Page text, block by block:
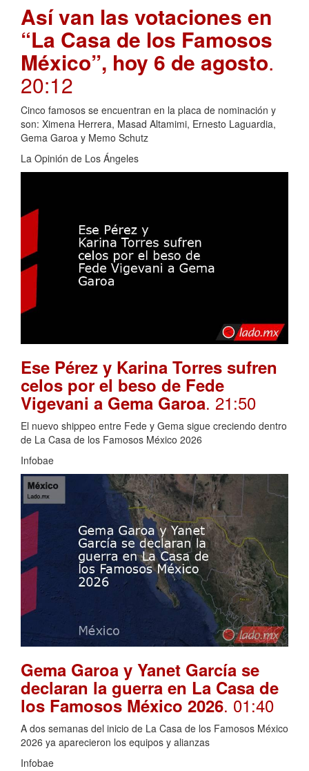
Así van las votaciones en
“La Casa de los Famosos
México”, hoy 6 de agosto.
20:12
Cinco famosos se encuentran en la placa de nominación y
son: Ximena Herrera, Masad Altamimi, Ernesto Laguardia,
Gema Garoa y Memo Schutz
La Opinión de Los Ángeles
Ese Pérez y Karina Torres sufren
celos por el beso de Fede
Vigevani a Gema Garoa. 21:50
El nuevo shippeo entre Fede y Gema sigue creciendo dentro
de La Casa de los Famosos México 2026
Infobae
Gema Garoa y Yanet García se
declaran la guerra en La Casa de
los Famosos México 2026. 01:40
A dos semanas del inicio de La Casa de los Famosos México
2026 ya aparecieron los equipos y alianzas
Infobae